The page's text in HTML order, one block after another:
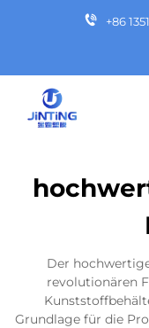
+86
Der
revolutionären
Grundlage für die